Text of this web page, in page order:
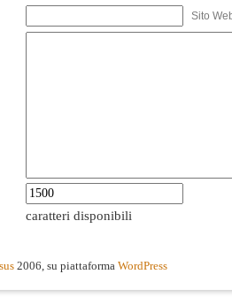
Sito
caratteri disponibili
2006, su piattaforma WordPress